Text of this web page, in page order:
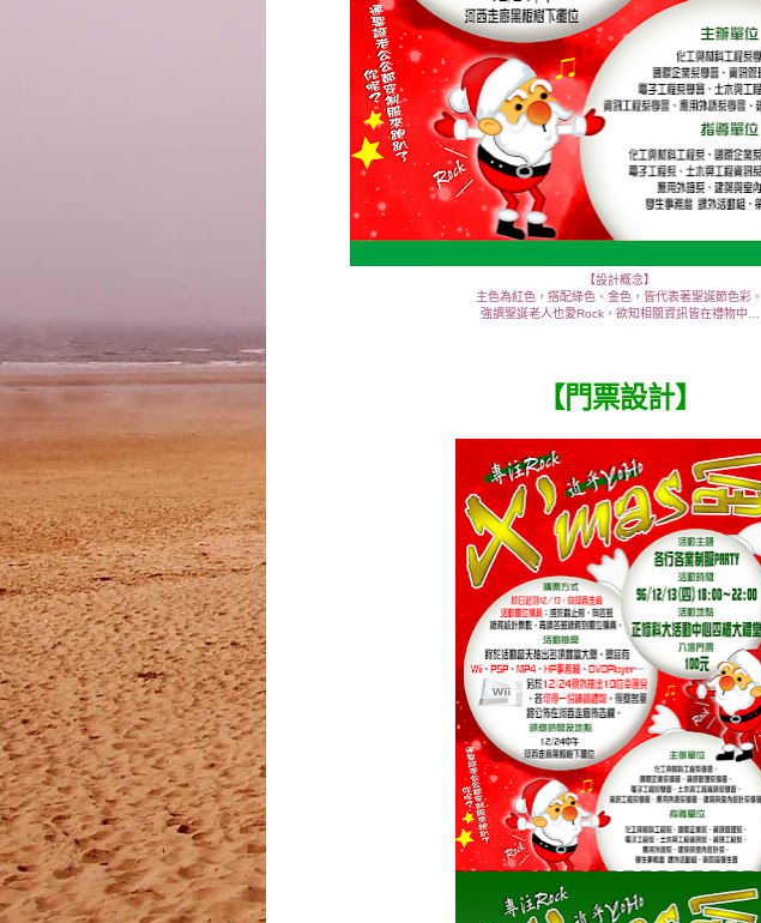
【設計概念】
主色為紅色，搭配綠色、金色，皆代表著聖誕節色彩。
強調聖誕老人也愛Rock，欲知相關資訊皆在禮物中…
【門票設計】